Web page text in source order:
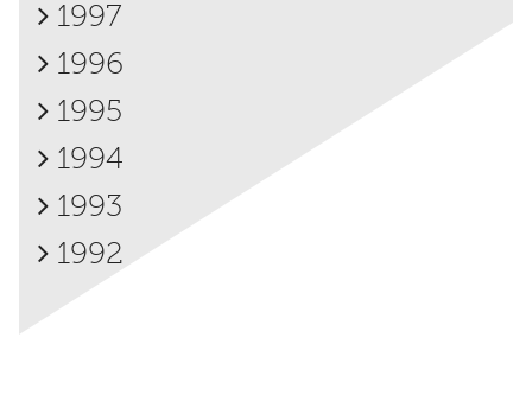
1997
1996
1995
1994
1993
1992